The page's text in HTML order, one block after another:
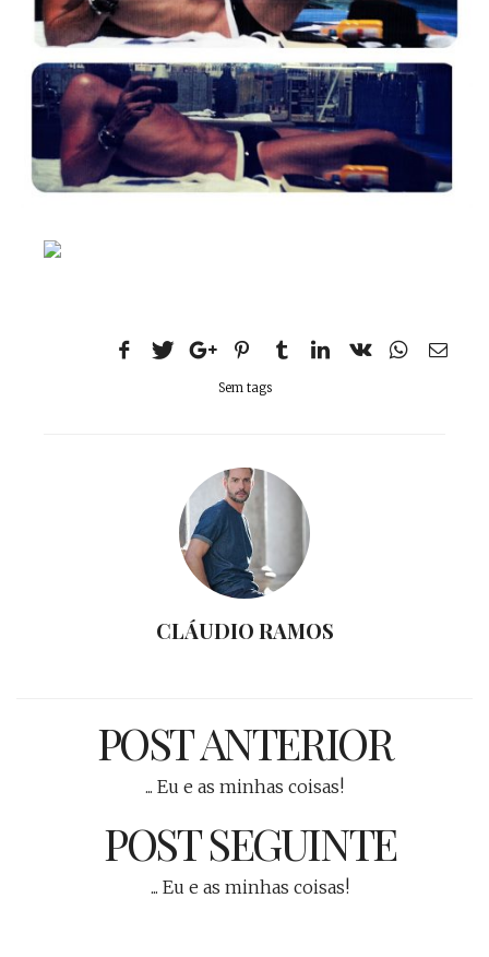
Sem tags
CLÁUDIO RAMOS
POST ANTERIOR
... Eu e as minhas coisas!
POST SEGUINTE
... Eu e as minhas coisas!